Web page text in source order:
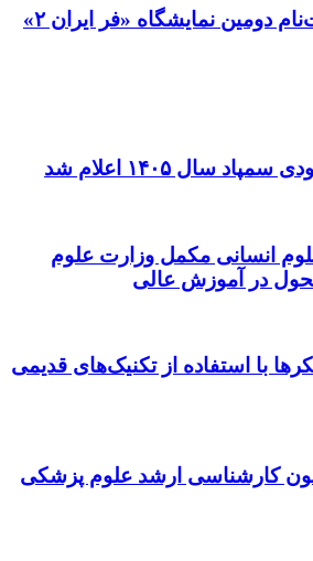
تمدید مهلت ثبت‌نام دومین نمایشگاه «فر ایران ۲»
سال ۱۴۰۵ اعلام شد
انسانی مکمل وزارت علوم
در آموزش عالی
با استفاده از تکنیک‌های قدیمی
کارشناسی ارشد علوم پزشکی